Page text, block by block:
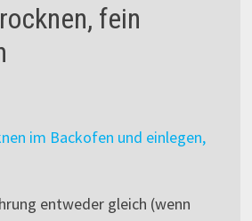
fein
entweder gleich (wenn